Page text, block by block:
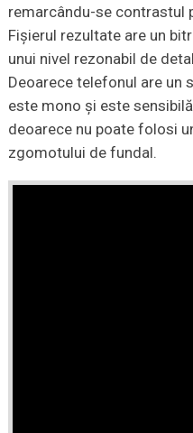
remarcându-se contrastul
Fișierul rezultate are un
unui nivel rezonabil de
Deoarece telefonul are un
este mono și este
deoarece nu poate folosi
zgomotului de fundal.